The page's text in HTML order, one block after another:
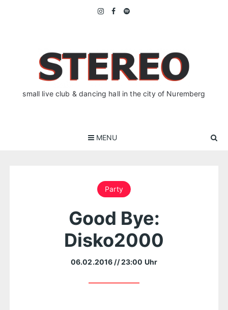
small live club & dancing hall in the city of Nuremberg
MENU
Party
Good Bye:
Disko2000
06.02.2016 // 23:00 Uhr